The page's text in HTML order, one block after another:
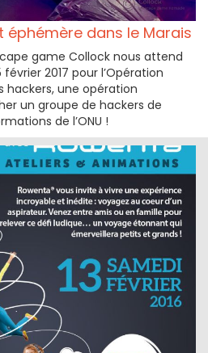
éphémère dans le Marais
game Collock nous attend
2017 pour l’Opération
hackers, une opération
un groupe de hackers de
de l’ONU !